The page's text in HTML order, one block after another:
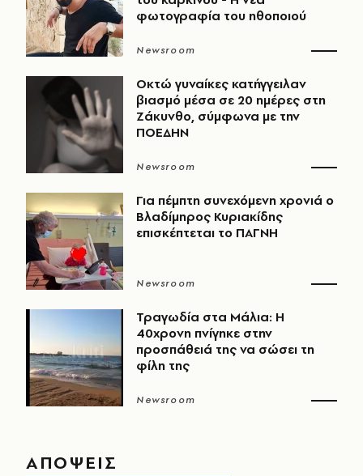
φωτογραφία του ηθοποιού
Newsroom
Οκτώ γυναίκες κατήγγειλαν
βιασμό μέσα σε 20 ημέρες στη
Ζάκυνθο, σύμφωνα με την
ΠΟΕΔΗΝ
Newsroom
Για πέμπτη συνεχόμενη χρονιά ο
Βλαδίμηρος Κυριακίδης
επισκέπτεται το ΠΑΓΝΗ
Newsroom
Τραγωδία στα Μάλια: Η
40χρονη πνίγηκε στην
προσπάθειά της να σώσει τη
φίλη της
Newsroom
ΑΠΟΨΕΙΣ